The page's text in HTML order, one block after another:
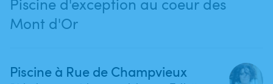
Mont d'Or
Piscine à Rue de Champvieux